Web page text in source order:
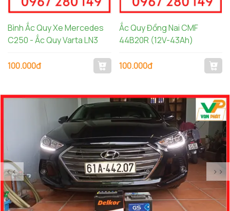
Bình Ắc Quy Xe Mercedes
C250 - Ắc Quy Varta LN3
100.000đ
Ắc Quy Đồng Nai CMF
44B20R (12V-43Ah)
100.000đ
<< >>